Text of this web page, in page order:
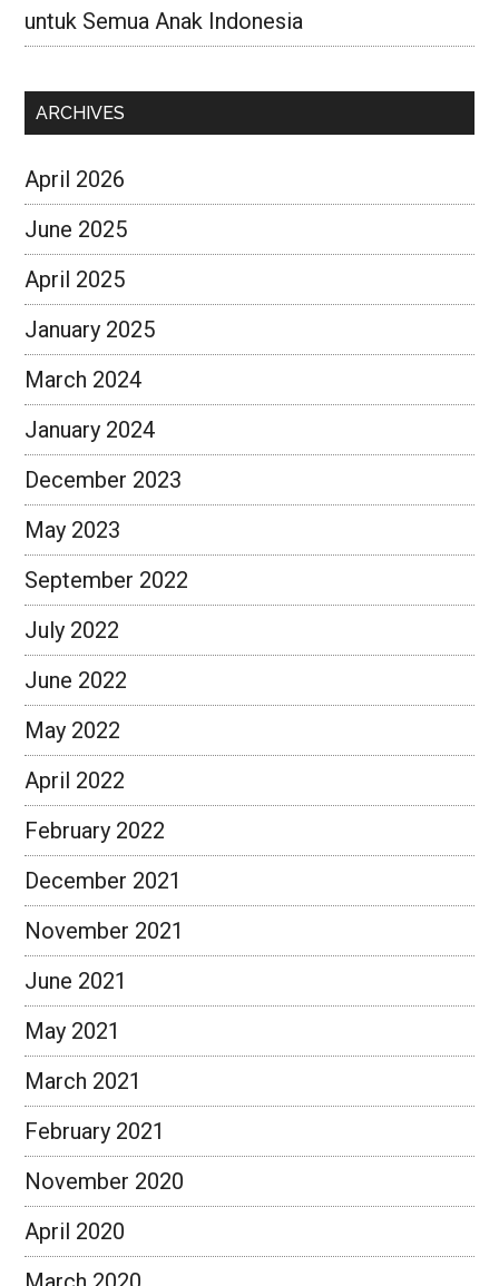
untuk Semua Anak Indonesia
ARCHIVES
April 2026
June 2025
April 2025
January 2025
March 2024
January 2024
December 2023
May 2023
September 2022
July 2022
June 2022
May 2022
April 2022
February 2022
December 2021
November 2021
June 2021
May 2021
March 2021
February 2021
November 2020
April 2020